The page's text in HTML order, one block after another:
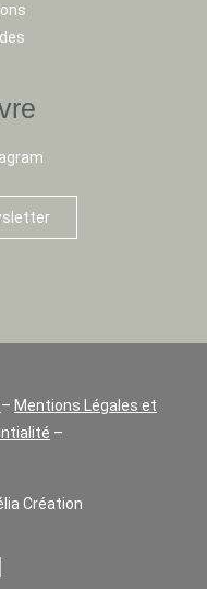
– Mentions Légales et
–
Création